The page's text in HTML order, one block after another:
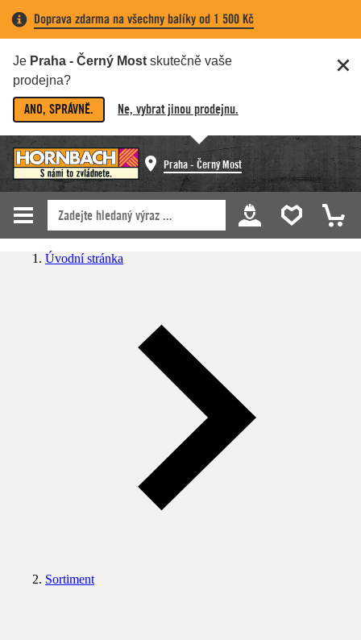
Doprava zdarma na všechny balíky od 1 500 Kč
Je Praha - Černý Most skutečně vaše
prodejna?
ANO, SPRÁVNĚ. Ne, vybrat jinou prodejnu.
Praha - Černý Most
Úvodní stránka
Sortiment